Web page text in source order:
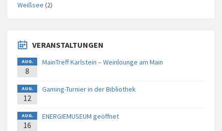
Weißsee (2)
VERANSTALTUNGEN
AUG.
8
MainTreff Karlstein – Weinlounge am Main
AUG.
12
Gaming-Turnier in der Bibliothek
AUG.
16
ENERGIEMUSEUM geöffnet